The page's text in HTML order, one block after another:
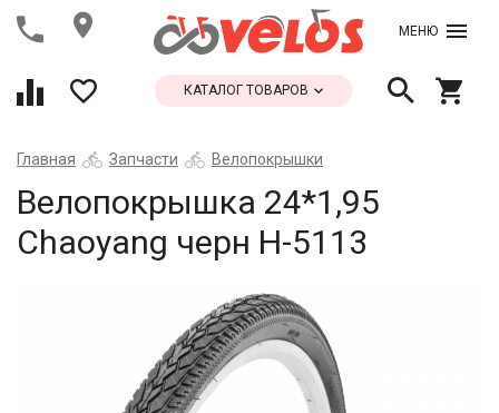
МЕНЮ
КАТАЛОГ ТОВАРОВ
Главная Запчасти Велопокрышки
Велопокрышка 24*1,95
Chaoyang черн Н-5113